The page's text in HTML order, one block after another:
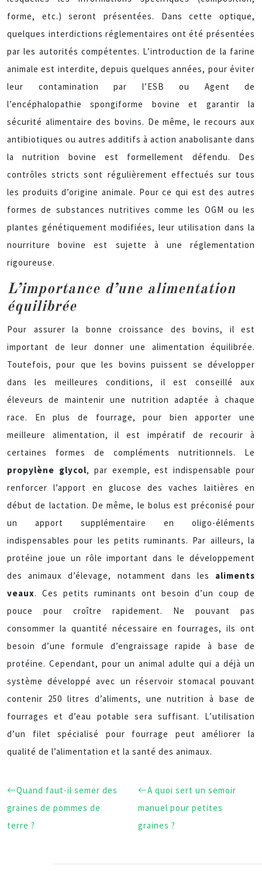
forme, etc.) seront présentées. Dans cette optique,
quelques interdictions réglementaires ont été présentées
par les autorités compétentes. L’introduction de la farine
animale est interdite, depuis quelques années, pour éviter
leur contamination par l’ESB ou Agent de
l’encéphalopathie spongiforme bovine et garantir la
sécurité alimentaire des bovins. De même, le recours aux
antibiotiques ou autres additifs à action anabolisante dans
la nutrition bovine est formellement défendu. Des
contrôles stricts sont régulièrement effectués sur tous
les produits d’origine animale. Pour ce qui est des autres
formes de substances nutritives comme les OGM ou les
plantes génétiquement modifiées, leur utilisation dans la
nourriture bovine est sujette à une réglementation
rigoureuse.
L’importance d’une alimentation
équilibrée
Pour assurer la bonne croissance des bovins, il est
important de leur donner une alimentation équilibrée.
Toutefois, pour que les bovins puissent se développer
dans les meilleures conditions, il est conseillé aux
éleveurs de maintenir une nutrition adaptée à chaque
race. En plus de fourrage, pour bien apporter une
meilleure alimentation, il est impératif de recourir à
certaines formes de compléments nutritionnels. Le
propylène glycol, par exemple, est indispensable pour
renforcer l’apport en glucose des vaches laitières en
début de lactation. De même, le bolus est préconisé pour
un apport supplémentaire en oligo-éléments
indispensables pour les petits ruminants. Par ailleurs, la
protéine joue un rôle important dans le développement
des animaux d’élevage, notamment dans les aliments
veaux. Ces petits ruminants ont besoin d’un coup de
pouce pour croître rapidement. Ne pouvant pas
consommer la quantité nécessaire en fourrages, ils ont
besoin d’une formule d’engraissage rapide à base de
protéine. Cependant, pour un animal adulte qui a déjà un
système développé avec un réservoir stomacal pouvant
contenir 250 litres d’aliments, une nutrition à base de
fourrages et d’eau potable sera suffisant. L’utilisation
d’un filet spécialisé pour fourrage peut améliorer la
qualité de l’alimentation et la santé des animaux.
Quand faut-il semer des
graines de pommes de
terre ?
A quoi sert un semoir
manuel pour petites
graines ?